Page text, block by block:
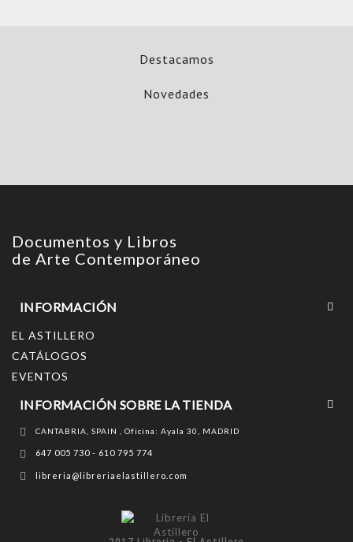
Destacamos
Novedades
Documentos y Libros
de Arte Contemporáneo
INFORMACIÓN
EL ASTILLERO
CATÁLOGOS
EVENTOS
INFORMACIÓN SOBRE LA TIENDA
CANTABRIA, SPAIN , Oficina: Ayala 30, MADRID
647 005 730 - 610 795 774
libreria@libreriaelastillero.com